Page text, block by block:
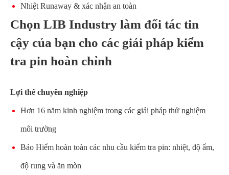
Nhiệt Runaway & xác nhận an toàn
Chọn LIB Industry làm đối tác tin
cậy của bạn cho các giải pháp kiểm
tra pin hoàn chỉnh
Lợi thế chuyên nghiệp
Hơn 16 năm kinh nghiệm trong các giải pháp thử nghiệm
môi trường
Bảo Hiểm hoàn toàn các nhu cầu kiểm tra pin: nhiệt, độ ẩm,
độ rung và ăn mòn